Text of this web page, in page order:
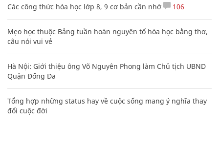
Các công thức hóa học lớp 8, 9 cơ bản cần nhớ 106
Mẹo học thuộc Bảng tuần hoàn nguyên tố hóa học bằng thơ,
câu nói vui vẻ
Hà Nội: Giới thiệu ông Võ Nguyên Phong làm Chủ tịch UBND
Quận Đống Đa
Tổng hợp những status hay về cuộc sống mang ý nghĩa thay
đổi cuộc đời